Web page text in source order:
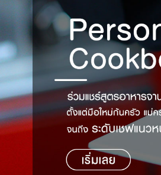
สูตรอาหารล่าสุด
Top Foodie
พาไปชิม
สารพันก้นครัว
เคล็ดลับน่ารู้
เปรียบเทียบหน่วยการตวง
เปรียบเทียบอุณหภูมิ
เปรียบเทียบน้ำหนักวัตถุดิบ
FoodPedia
สร้าง Cookbook